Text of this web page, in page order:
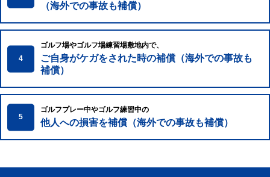
（海外での事故も補償）
4
ゴルフ場やゴルフ場練習場敷地内で、
ご自身がケガをされた時の補償（海外での事故も
補償）
5
ゴルフプレー中やゴルフ練習中の
他人への損害を補償（海外での事故も補償）